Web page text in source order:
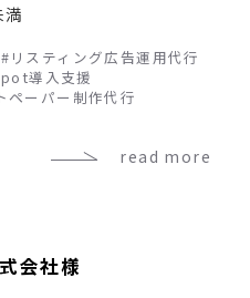
#リスティング広告運用代行
導入支援
ペーパー制作代行
read more
会社様